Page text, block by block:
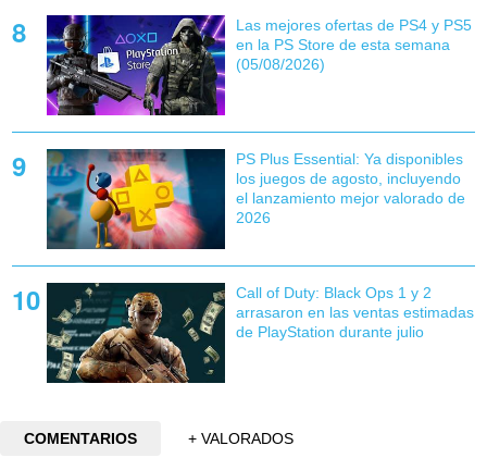
Las mejores ofertas de PS4 y PS5
en la PS Store de esta semana
(05/08/2026)
PS Plus Essential: Ya disponibles
los juegos de agosto, incluyendo
el lanzamiento mejor valorado de
2026
Call of Duty: Black Ops 1 y 2
arrasaron en las ventas estimadas
de PlayStation durante julio
COMENTARIOS
+ VALORADOS